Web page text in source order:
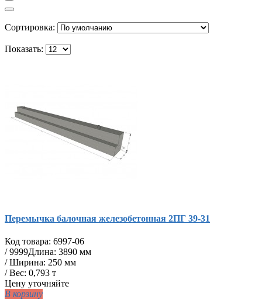
Сортировка:
Показать:
Перемычка балочная железобетонная 2ПГ 39-31
Код товара: 6997-06
/9999Длина: 3890 мм
/ Ширина: 250 мм
/ Вес: 0,793 т
Цену уточняйте
В корзину